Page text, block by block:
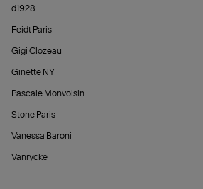
d1928
Feidt Paris
Gigi Clozeau
Ginette NY
Pascale Monvoisin
Stone Paris
Vanessa Baroni
Vanrycke